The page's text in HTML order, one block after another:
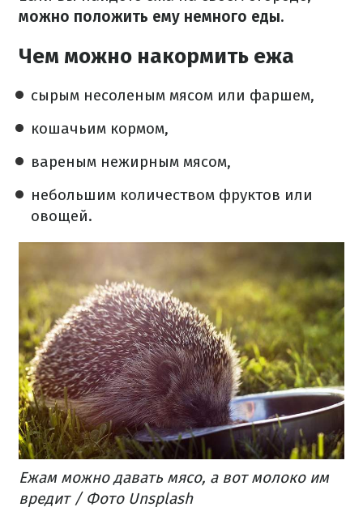
можно положить ему немного еды.
Чем можно накормить ежа
сырым несоленым мясом или фаршем,
кошачьим кормом,
вареным нежирным мясом,
небольшим количеством фруктов или
овощей.
Ежам можно давать мясо, а вот молоко им
вредит / Фото Unsplash